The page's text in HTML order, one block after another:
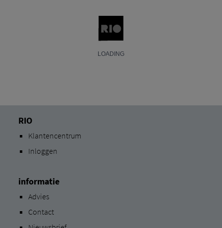
RIO
Klantencentrum
Inloggen
informatie
Advies
Contact